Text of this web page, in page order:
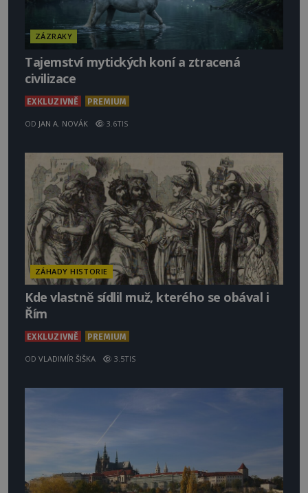
ZÁZRAKY
Tajemství mytických koní a ztracená
civilizace
EXKLUZIVNĚ PREMIUM
OD JAN A. NOVÁK 3.6TIS
ZÁHADY HISTORIE
Kde vlastně sídlil muž, kterého se obával i
Řím
EXKLUZIVNĚ PREMIUM
OD VLADIMÍR ŠIŠKA 3.5TIS